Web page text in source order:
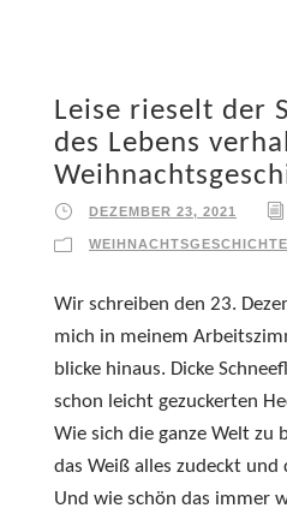
Leise rieselt der
des Lebens
DEZEMBER 23, 2021
WEIHNACHTSGESCHICHTE
Wir schreiben den 23.
mich in meinem
blicke hinaus. Dicke
schon leicht gezuckerten
Wie sich die ganze Welt zu
das Weiß alles zudeckt
Und wie schön das immer